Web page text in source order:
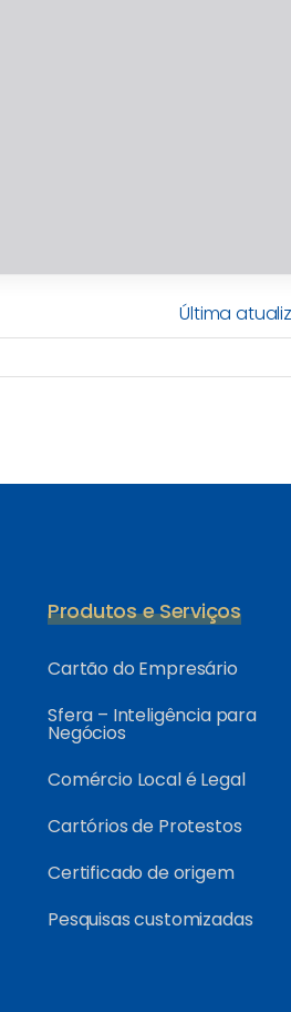
Última
Produtos e Serviços
Cartão do Empresário
Sfera – Inteligência para
Negócios
Comércio Local é Legal
Cartórios de Protestos
Certificado de origem
Pesquisas customizadas